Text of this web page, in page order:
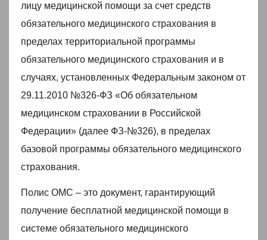
лицу медицинской помощи за счет средств
обязательного медицинского страхования в
пределах территориальной программы
обязательного медицинского страхования и в
случаях, установленных Федеральным законом от
29.11.2010 №326-ФЗ «Об обязательном
медицинском страховании в Российской
Федерации» (далее ФЗ-№326), в пределах
базовой программы обязательного медицинского
страхования.
Полис ОМС – это документ, гарантирующий
получение бесплатной медицинской помощи в
системе обязательного медицинского